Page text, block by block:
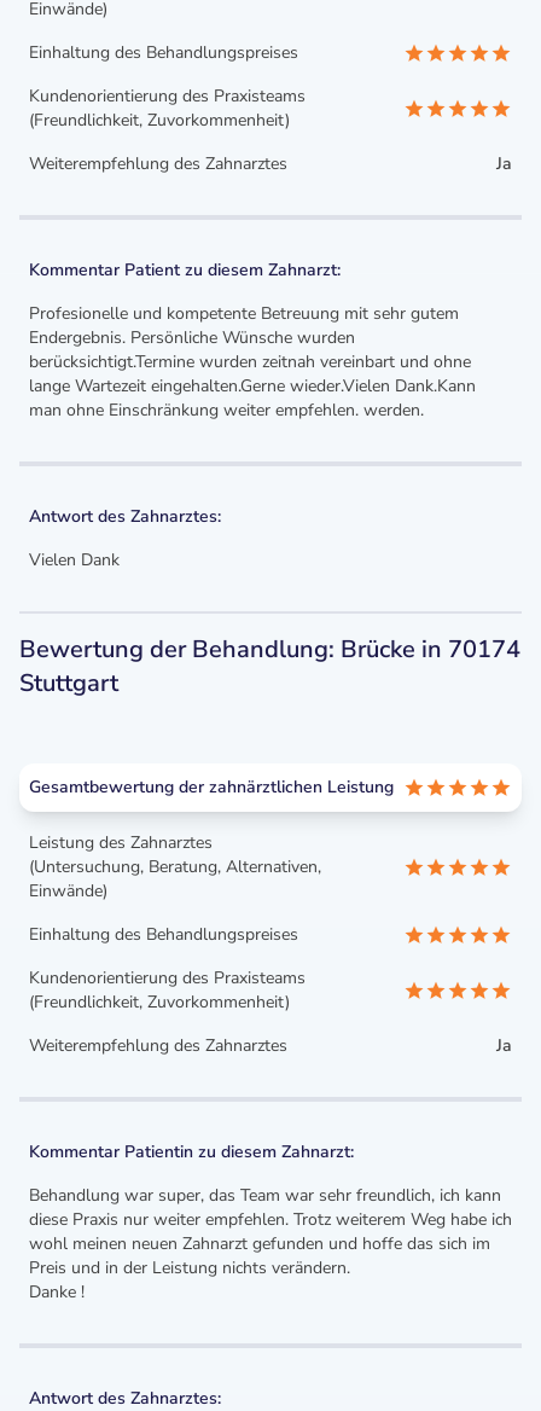
Einwände)
Einhaltung des Behandlungspreises
Kundenorientierung des Praxisteams
(Freundlichkeit, Zuvorkommenheit)
Weiterempfehlung des Zahnarztes
Ja
Kommentar Patient zu diesem Zahnarzt:
Profesionelle und kompetente Betreuung mit sehr gutem
Endergebnis. Persönliche Wünsche wurden
berücksichtigt.Termine wurden zeitnah vereinbart und ohne
lange Wartezeit eingehalten.Gerne wieder.Vielen Dank.Kann
man ohne Einschränkung weiter empfehlen. werden.
Antwort des Zahnarztes:
Vielen Dank
Bewertung der Behandlung: Brücke in 70174
Stuttgart
Gesamtbewertung der zahnärztlichen Leistung
Leistung des Zahnarztes
(Untersuchung, Beratung, Alternativen,
Einwände)
Einhaltung des Behandlungspreises
Kundenorientierung des Praxisteams
(Freundlichkeit, Zuvorkommenheit)
Weiterempfehlung des Zahnarztes
Ja
Kommentar Patientin zu diesem Zahnarzt:
Behandlung war super, das Team war sehr freundlich, ich kann
diese Praxis nur weiter empfehlen. Trotz weiterem Weg habe ich
wohl meinen neuen Zahnarzt gefunden und hoffe das sich im
Preis und in der Leistung nichts verändern.
Danke !
Antwort des Zahnarztes: